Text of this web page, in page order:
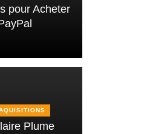
pour Acheter
Plume